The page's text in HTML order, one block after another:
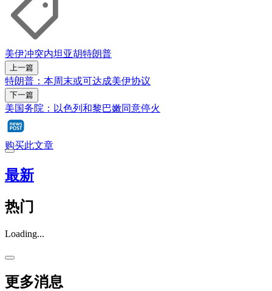
美伊冲突内坦亚胡特朗普
上一篇
特朗普：本周末或可达成美伊协议
下一篇
美国务院：以色列和黎巴嫩同意停火
购买此文章
最新
热门
Loading...
更多消息